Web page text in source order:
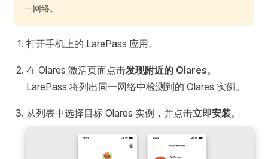
一网络。
打开手机上的 LarePass 应用。
在 Olares 激活页面点击发现附近的 Olares。
LarePass 将列出同一网络中检测到的 Olares 实例。
从列表中选择目标 Olares 实例，并点击立即安装。